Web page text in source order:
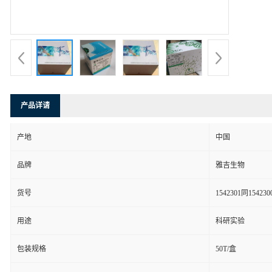
产品详请
产地 中国
品牌 雅吉生物
货号 1542301同
用途 科研实验
包装规格 50T/盒